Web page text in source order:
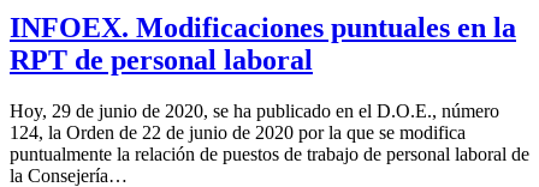
INFOEX. Modificaciones puntuales en la
RPT de personal laboral
Hoy, 29 de junio de 2020, se ha publicado en el D.O.E., número
124, la Orden de 22 de junio de 2020 por la que se modifica
puntualmente la relación de puestos de trabajo de personal laboral de
la Consejería…